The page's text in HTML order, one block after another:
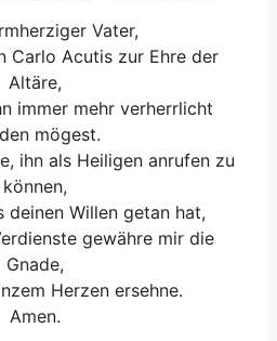
Vater,
Carlo Acutis zur Ehre der
Altäre,
immer mehr verherrlicht
mögest.
ihn als Heiligen anrufen zu
können,
deinen Willen getan hat,
gewähre mir die
Gnade,
Herzen ersehne.
Amen.